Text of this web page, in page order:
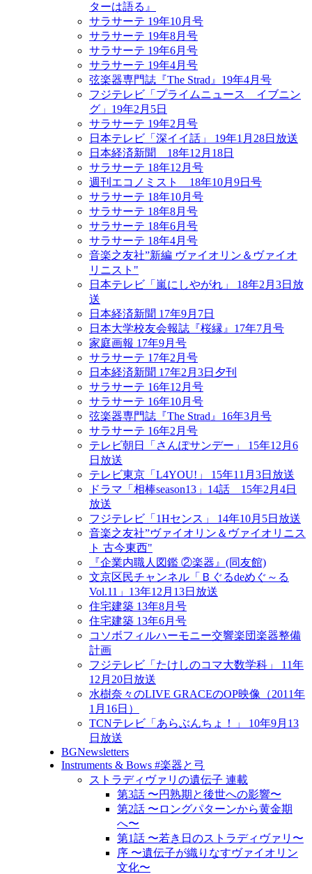
ターは語る』
サラサーテ 19年10月号
サラサーテ 19年8月号
サラサーテ 19年6月号
サラサーテ 19年4月号
弦楽器専門誌『The Strad』19年4月号
フジテレビ「プライムニュース イブニン
グ」19年2月5日
サラサーテ 19年2月号
日本テレビ「深イイ話」 19年1月28日放送
日本経済新聞 18年12月18日
サラサーテ 18年12月号
週刊エコノミスト 18年10月9日号
サラサーテ 18年10月号
サラサーテ 18年8月号
サラサーテ 18年6月号
サラサーテ 18年4月号
音楽之友社”新編 ヴァイオリン＆ヴァイオ
リニスト"
日本テレビ「嵐にしやがれ」 18年2月3日放
送
日本経済新聞 17年9月7日
日本大学校友会報誌『桜縁』17年7月号
家庭画報 17年9月号
サラサーテ 17年2月号
日本経済新聞 17年2月3日夕刊
サラサーテ 16年12月号
サラサーテ 16年10月号
弦楽器専門誌『The Strad』16年3月号
サラサーテ 16年2月号
テレビ朝日「さんぽサンデー」 15年12月6
日放送
テレビ東京「L4YOU!」 15年11月3日放送
ドラマ「相棒season13」14話 15年2月4日
放送
フジテレビ「1Hセンス」 14年10月5日放送
音楽之友社”ヴァイオリン＆ヴァイオリニス
ト 古今東西"
『企業内職人図鑑 ②楽器』(同友館)
文京区民チャンネル「Ｂぐるdeめぐ～る
Vol.11」13年12月13日放送
住宅建築 13年8月号
住宅建築 13年6月号
コソボフィルハーモニー交響楽団楽器整備
計画
フジテレビ「たけしのコマ大数学科」 11年
12月20日放送
水樹奈々のLIVE GRACEのOP映像（2011年
1月16日）
TCNテレビ「あらぶんちょ！」 10年9月13
日放送
BGNewsletters
Instruments & Bows #楽器と弓
ストラディヴァリの遺伝子 連載
第3話 〜円熟期と後世への影響〜
第2話 〜ロングパターンから黄金期
へ〜
第1話 〜若き日のストラディヴァリ〜
序 〜遺伝子が織りなすヴァイオリン
文化〜